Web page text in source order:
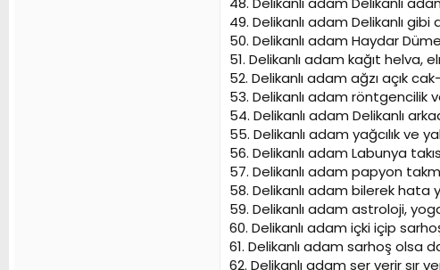
49. Delikanlı adam Delikanlı
50. Delikanlı adam Haydar
51. Delikanlı adam kağıt helva,
52. Delikanlı adam ağzı açık
53. Delikanlı adam röntgencilik
54. Delikanlı adam Delikanlı
55. Delikanlı adam yağcılık ve
56. Delikanlı adam Labunya
57. Delikanlı adam papyon
58. Delikanlı adam bilerek hata
59. Delikanlı adam astroloji,
60. Delikanlı adam içki içip
61. Delikanlı adam sarhoş olsa
62. Delikanlı adam ser verir sır